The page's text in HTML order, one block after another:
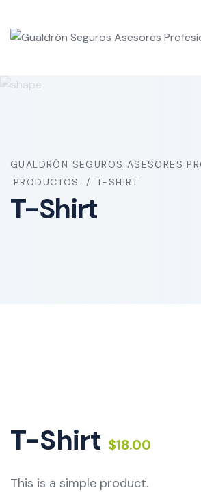
to
content
GUALDRÓN SEGUROS ASESORES
PRODUCTOS
T-SHIRT
T-Shirt
T-Shirt $18.00
This is a simple product.